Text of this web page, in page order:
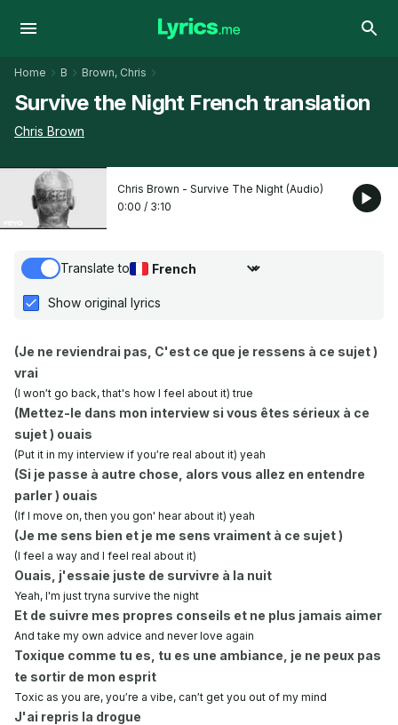
Home B Brown, Chris
Survive the Night French translation
Chris Brown
Chris Brown - Survive The Night (Audio)
0:00 / 3:10
Translate to
Choose translation language
Show original lyrics
(Je ne reviendrai pas, C'est ce que je ressens à ce sujet )
vrai
(I won′t go back, that's how I feel about it) true
(Mettez-le dans mon interview si vous êtes sérieux à ce
sujet ) ouais
(Put it in my interview if you′re real about it) yeah
(Si je passe à autre chose, alors vous allez en entendre
parler ) ouais
(If I move on, then you gon' hear about it) yeah
(Je me sens bien et je me sens vraiment à ce sujet )
(I feel a way and I feel real about it)
Ouais, j'essaie juste de survivre à la nuit
Yeah, I'm just tryna survive the night
Et de suivre mes propres conseils et ne plus jamais aimer
And take my own advice and never love again
Toxique comme tu es, tu es une ambiance, je ne peux pas
te sortir de mon esprit
Toxic as you are, you′re a vibe, can′t get you out of my mind
J'ai repris la drogue